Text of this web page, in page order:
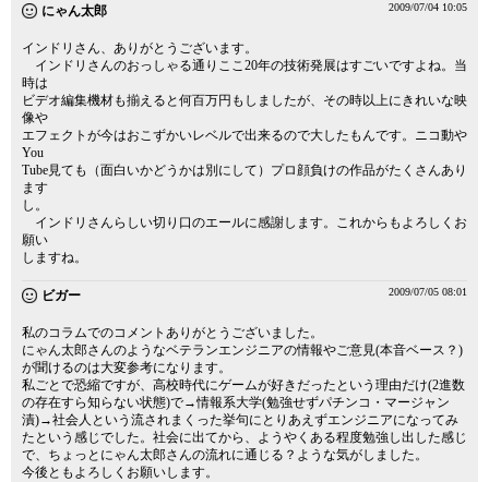
にゃん太郎 2009/07/04 10:05
インドリさん、ありがとうございます。
インドリさんのおっしゃる通りここ20年の技術発展はすごいですよね。当
時は
ビデオ編集機材も揃えると何百万円もしましたが、その時以上にきれいな映
像や
エフェクトが今はおこずかいレベルで出来るので大したもんです。ニコ動や
You
Tube見ても（面白いかどうかは別にして）プロ顔負けの作品がたくさんあり
ます
し。
インドリさんらしい切り口のエールに感謝します。これからもよろしくお
願い
しますね。
ビガー 2009/07/05 08:01
私のコラムでのコメントありがとうございました。
にゃん太郎さんのようなベテランエンジニアの情報やご意見(本音ベース？)
が聞けるのは大変参考になります。
私ごとで恐縮ですが、高校時代にゲームが好きだったという理由だけ(2進数
の存在すら知らない状態)で→情報系大学(勉強せずパチンコ・マージャン
漬)→社会人という流されまくった挙句にとりあえずエンジニアになってみ
たという感じでした。社会に出てから、ようやくある程度勉強し出した感じ
で、ちょっとにゃん太郎さんの流れに通じる？ような気がしました。
今後ともよろしくお願いします。